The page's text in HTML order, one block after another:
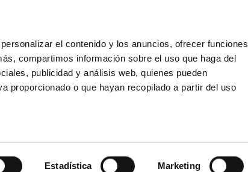
el contenido y los anuncios, ofrecer funciones
compartimos información sobre el uso que haga del
publicidad y análisis web, quienes pueden
proporcionado o que hayan recopilado a partir del uso
Estadística Marketing